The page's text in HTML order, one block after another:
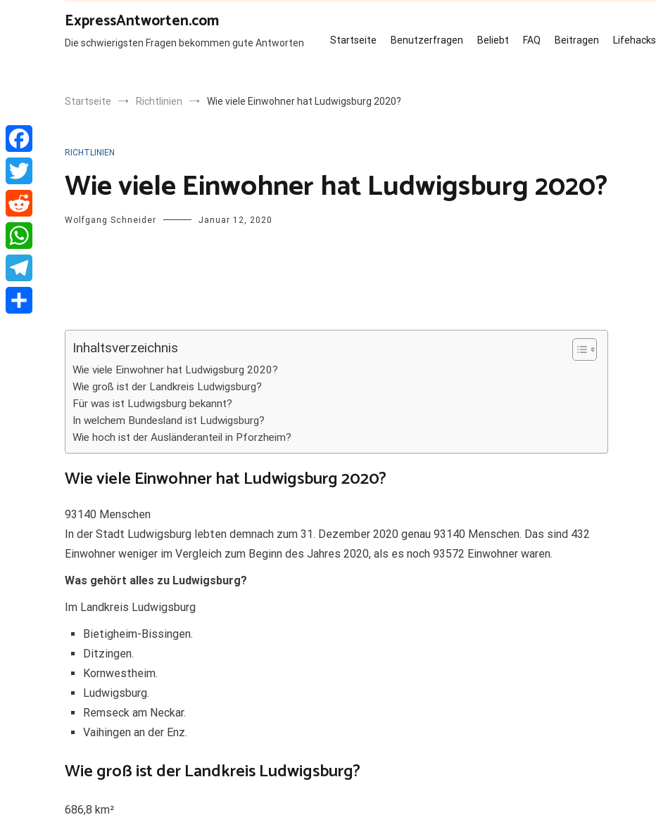
ExpressAntworten.com
Die schwierigsten Fragen bekommen gute Antworten Startseite Benutzerfragen Beliebt FAQ Beitragen Lifehacks
Startseite Richtlinien Wie viele Einwohner hat Ludwigsburg 2020?
RICHTLINIEN
Wie viele Einwohner hat Ludwigsburg 2020?
Wolfgang Schneider Januar 12, 2020
Inhaltsverzeichnis
Wie viele Einwohner hat Ludwigsburg 2020?
Wie groß ist der Landkreis Ludwigsburg?
Für was ist Ludwigsburg bekannt?
In welchem Bundesland ist Ludwigsburg?
Wie hoch ist der Ausländeranteil in Pforzheim?
Wie viele Einwohner hat Ludwigsburg 2020?
93140 Menschen
In der Stadt Ludwigsburg lebten demnach zum 31. Dezember 2020 genau 93140 Menschen. Das sind 432
Einwohner weniger im Vergleich zum Beginn des Jahres 2020, als es noch 93572 Einwohner waren.
Was gehört alles zu Ludwigsburg?
Im Landkreis Ludwigsburg
Bietigheim-Bissingen.
Ditzingen.
Kornwestheim.
Ludwigsburg.
Remseck am Neckar.
Vaihingen an der Enz.
Wie groß ist der Landkreis Ludwigsburg?
686,8 km²
Facebook
Twitter
Reddit
WhatsApp
Telegram